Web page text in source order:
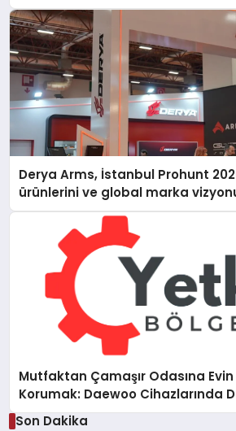
Derya Arms, İstanbul Prohunt
ürünlerini ve global marka
Mutfaktan Çamaşır Odasına
Korumak: Daewoo Cihazlarında
Destek Deneyimi
Son Dakika